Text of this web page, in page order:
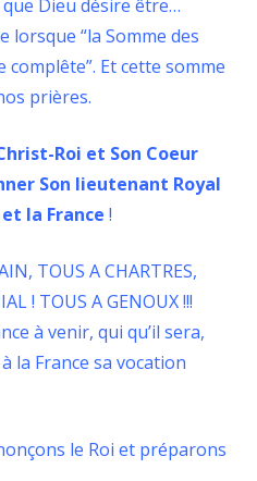
Dieu désire être…
lorsque “la Somme des
Et cette somme
prières.
Roi et Son Coeur
Son lieutenant Royal
la France !
TOUS A CHARTRES,
! TOUS A GENOUX !!!
à venir, qui qu’il sera,
la France sa vocation
le Roi et préparons